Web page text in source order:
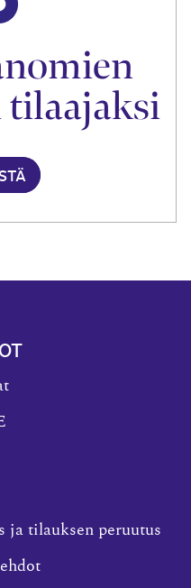
ja tilauksen peruutus